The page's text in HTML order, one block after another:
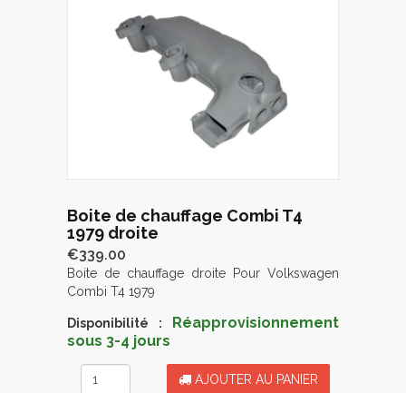
Boite de chauffage Combi T4
1979 droite
€339.00
Boite de chauffage droite Pour Volkswagen
Combi T4 1979
Disponibilité :
Réapprovisionnement
sous 3-4 jours
AJOUTER AU PANIER